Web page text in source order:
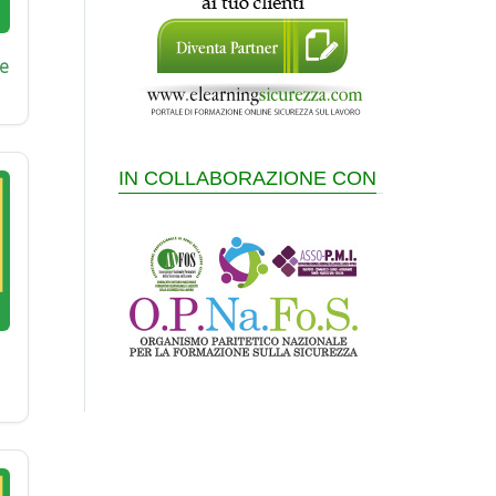
IN COLLABORAZIONE CON